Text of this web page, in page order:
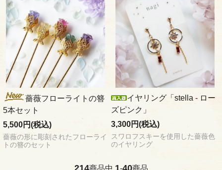
薔薇フローライトの簪
5本セット
5,500円(税込)
薔薇の形に彫刻されたフローライ
トの簪のセット
イヤリング「stella - ロー
ズピンク」
3,300円(税込)
スワロフスキーを使用した薔薇色
のイヤリング
214商品中 1-40商品